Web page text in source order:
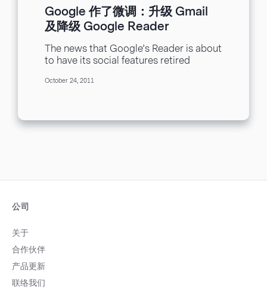
Google 作了微调：升级 Gmail
及降级 Google Reader
The news that Google’s Reader is about
to have its social features retired
of...
October 24, 2011
公司
关于
合作伙伴
产品更新
联络我们